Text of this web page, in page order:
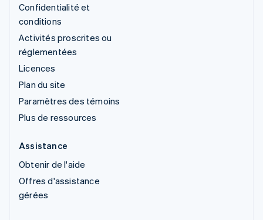
Confidentialité et
conditions
Activités proscrites ou
réglementées
Licences
Plan du site
Paramètres des témoins
Plus de ressources
Assistance
Obtenir de l'aide
Offres d'assistance
gérées